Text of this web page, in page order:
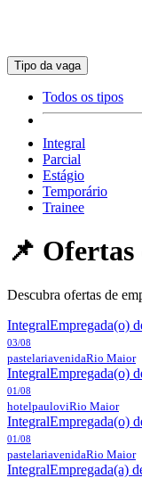
Tipo da vaga
Todos os tipos
Integral
Parcial
Estágio
Temporário
Trainee
📌 Ofertas
Descubra ofertas de
IntegralEmpregada(o)
03/08
pastelariavenidaRio Maior
IntegralEmpregada(o)
01/08
hotelpauloviRio Maior
IntegralEmpregada(o)
01/08
pastelariavenidaRio Maior
IntegralEmpregada(a)